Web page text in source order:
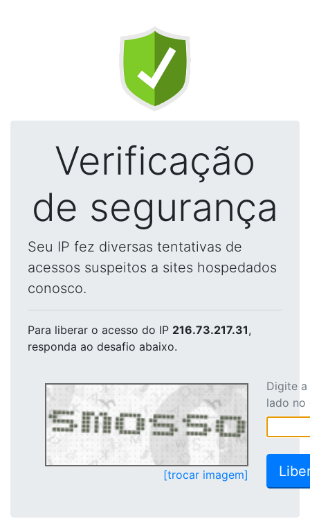
Verificação
de segurança
Seu IP fez diversas tentativas de
acessos suspeitos a sites hospedados
conosco.
Para liberar o acesso do IP 216.73.217.31,
responda ao desafio abaixo.
[trocar imagem]
Digite
lado no